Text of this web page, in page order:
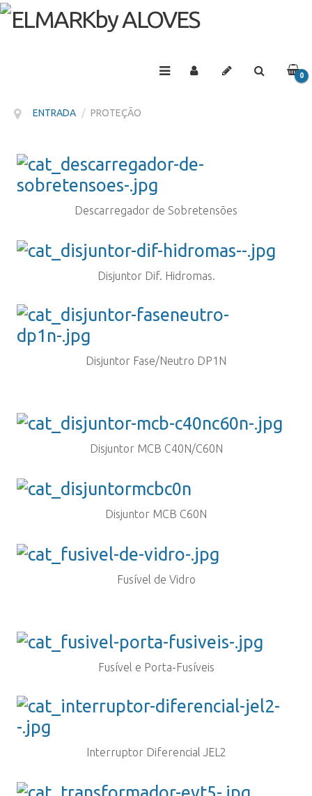
0
ENTRADA / PROTEÇÃO
Descarregador de Sobretensões
Disjuntor Dif. Hidromas.
Disjuntor Fase/Neutro DP1N
Disjuntor MCB C40N/C60N
Disjuntor MCB C60N
Fusível de Vidro
Fusível e Porta-Fusíveis
Interruptor Diferencial JEL2